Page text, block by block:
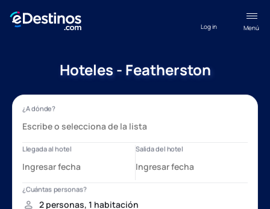
Menú
Log in
Hoteles - Featherston